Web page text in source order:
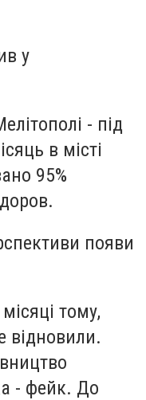
у
- під
в місті
95%
появи
тому,
відновили.
- фейк. До